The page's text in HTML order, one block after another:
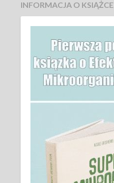
INFORMACJA O KSIĄŻCE